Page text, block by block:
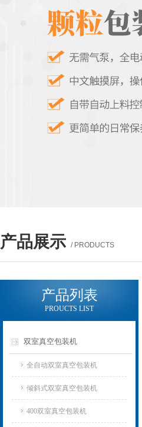
产品展示 / PRODUCTS
产品列表
PROUCTS LIST
双室真空包装机
全自动双室真空包装机
倾斜式双室真空包装机
400双室真空包装机